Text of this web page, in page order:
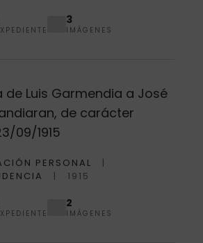
3
IMÁGENES
de Luis Garmendia a José
de carácter
09/1915
PERSONAL
1915
2
IMÁGENES